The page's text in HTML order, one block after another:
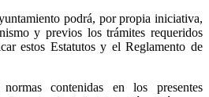
podrá, por propia iniciativa,
y previos los trámites requeridos
estos Estatutos y el Reglamento de
contenidas en los presentes